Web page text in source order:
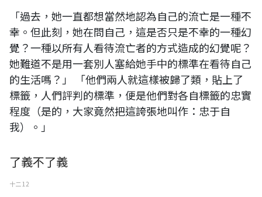
「過去，她一直都想當然地認為自己的流亡是一種不
幸。但此刻，她在問自己，這是否只是不幸的一種幻
覺？一種以所有人看待流亡者的方式造成的幻覺呢？
她難道不是用一套別人塞給她手中的標準在看待自己
的生活嗎？」 「他們兩人就這樣被歸了類，貼上了
標籤，人們評判的標準，便是他們對各自標籤的忠實
程度（是的，大家竟然把這誇張地叫作：忠于自
我）。」
了義不了義
十二 12